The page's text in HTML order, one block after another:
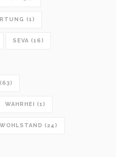
(1)
SEVA (16)
(63)
WAHRHEI (1)
WOHLSTAND (24)